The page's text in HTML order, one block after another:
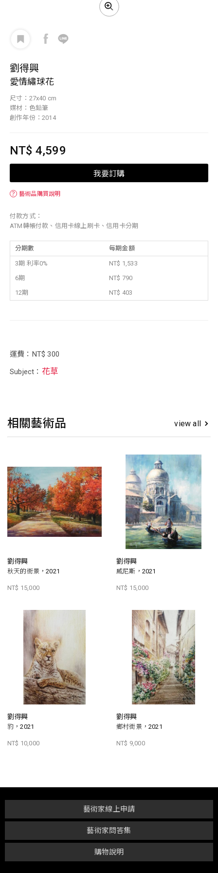
劉得興
愛情繡球花
尺寸：27x40 cm
媒材：色鉛筆
創作年份：2014
NT$ 4,599
我要訂購
？ 藝術品購買說明
付款方式：
ATM轉帳付款、信用卡線上刷卡、信用卡分期
分期數 每期金額
3期 利率0%
NT$ 1,533
6期
NT$ 790
12期
NT$ 403
運費：NT$ 300
Subject： 花草
相關藝術品 view all
劉得興
秋天的街景，2021
NT$ 15,000
劉得興
威尼斯，2021
NT$ 15,000
劉得興
豹，2021
NT$ 10,000
劉得興
鄉村街景，2021
NT$ 9,000
購物說明
藝術家問答集
藝術家線上申請